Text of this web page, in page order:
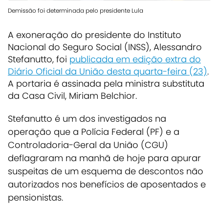
Demissão foi determinada pelo presidente Lula
A exoneração do presidente do Instituto
Nacional do Seguro Social (INSS), Alessandro
Stefanutto, foi publicada em edição extra do
Diário Oficial da União desta quarta-feira (23).
A portaria é assinada pela ministra substituta
da Casa Civil, Miriam Belchior.
Stefanutto é um dos investigados na
operação que a Polícia Federal (PF) e a
Controladoria-Geral da União (CGU)
deflagraram na manhã de hoje para apurar
suspeitas de um esquema de descontos não
autorizados nos benefícios de aposentados e
pensionistas.